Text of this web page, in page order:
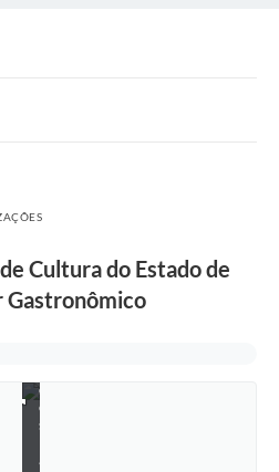
Cultura do Estado de
Gastronômico
á
i
c
a
c
e
s
a